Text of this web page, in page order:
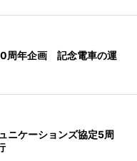
周年企画 記念電車の運
ニケーションズ協定5周